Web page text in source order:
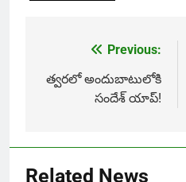
navigation
Previous:
త్వరలో అందుబాటులోకి
సందేశ్ యాప్!
Related News